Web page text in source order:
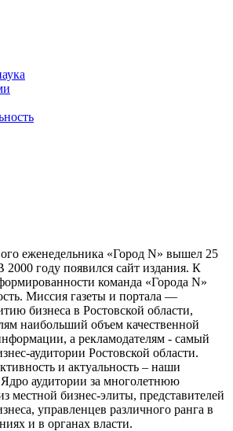
еженедельника «Город N» вышел 25
2000 году появился сайт издания. К
команда «Города N»
Миссия газеты и портала —
бизнеса в Ростовской области,
наибольший объем качественной
а рекламодателям - самый
аудитории Ростовской области.
и актуальность – наши
аудитории за многолетнюю
местной бизнес-элиты, представителей
управленцев различного ранга в
и в органах власти.